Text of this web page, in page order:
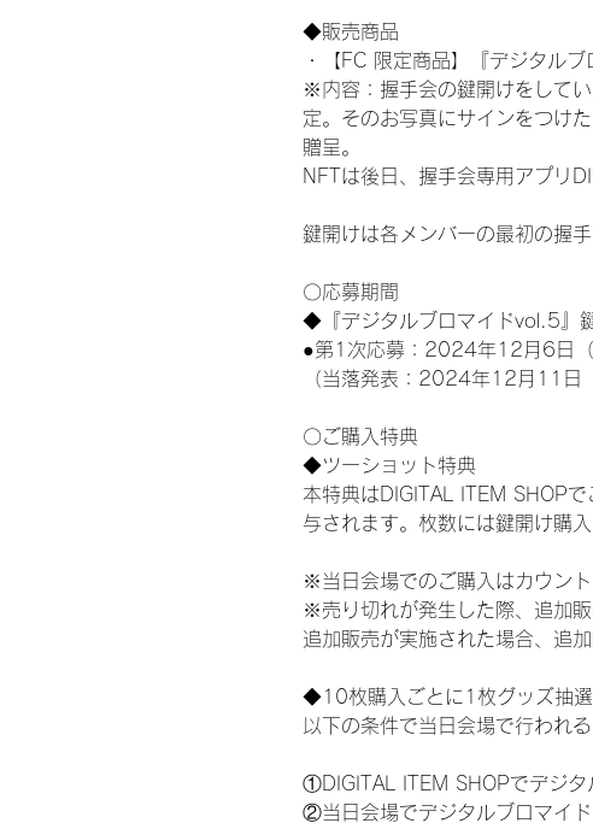
◆販売商品
・【FC 限定商品】『デジタル
※内容：握手会の鍵開けをして
定。そのお写真にサインをつけ
贈呈。
NFTは後日、握手会専用アプリ
鍵開けは各メンバーの最初の握
〇応募期間
◆『デジタルブロマイドvol.5』
●第1次応募：2024年12月6日
（当落発表：2024年12月11日
〇ご購入特典
◆ツーショット特典
本特典はDIGITAL ITEM SHOP
与されます。枚数には鍵開け購入
※当日会場でのご購入はカウント
※売り切れが発生した際、追加
追加販売が実施された場合、追
◆10枚購入ごとに1枚グッズ抽
以下の条件で当日会場で行われ
①DIGITAL ITEM SHOPでデジタ
②当日会場でデジタルブロマイ